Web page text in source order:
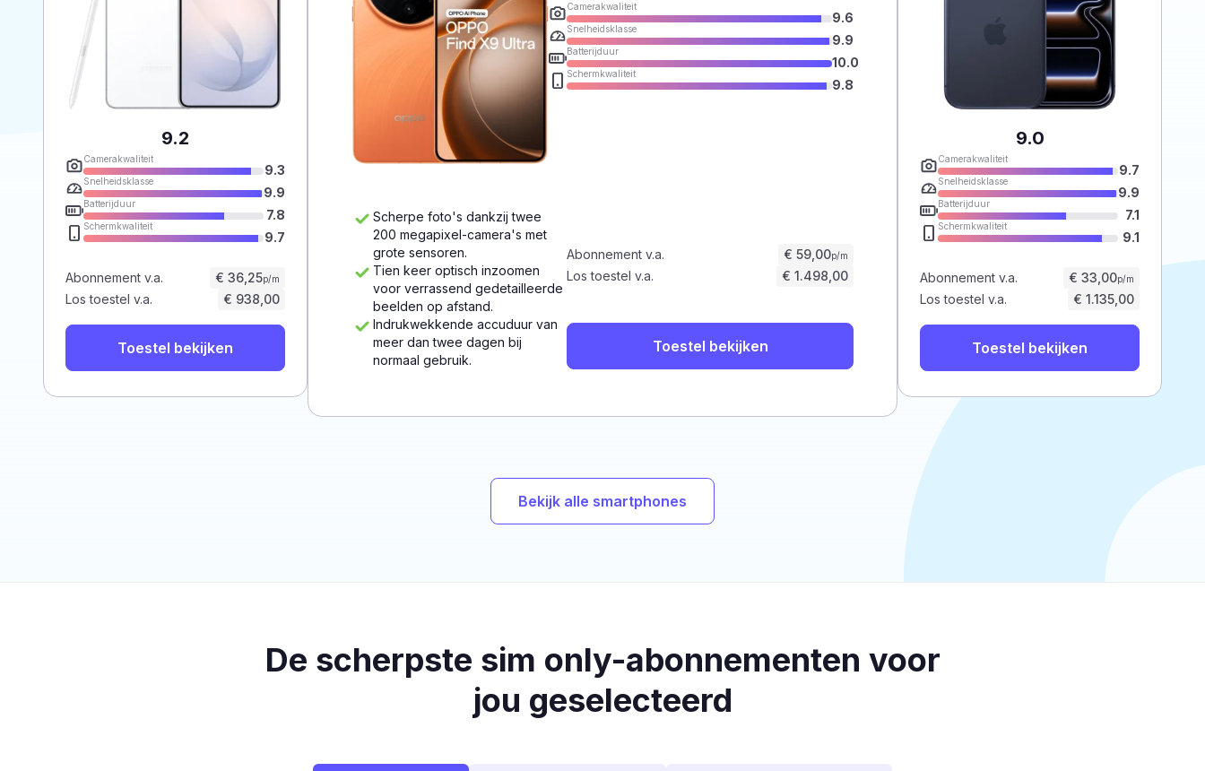
Camerakwaliteit
9.6
Snelheidsklasse
9.9
Batterijduur
10.0
Schermkwaliteit
9.8
Scherpe foto's dankzij twee
200 megapixel-camera's met
grote sensoren.
Tien keer optisch inzoomen
voor verrassend gedetailleerde
beelden op afstand.
Indrukwekkende accuduur van
meer dan twee dagen bij
normaal gebruik.
Abonnement v.a. € 59,00p/m
Los toestel v.a. € 1.498,00
Toestel bekijken
9.2
Camerakwaliteit
9.3
Snelheidsklasse
9.9
Batterijduur
7.8
Schermkwaliteit
9.7
Abonnement v.a. € 36,25p/m
Los toestel v.a. € 938,00
Toestel bekijken
9.0
Camerakwaliteit
9.7
Snelheidsklasse
9.9
Batterijduur
7.1
Schermkwaliteit
9.1
Abonnement v.a. € 33,00p/m
Los toestel v.a. € 1.135,00
Toestel bekijken
Bekijk alle smartphones
De scherpste sim only-abonnementen voor
jou geselecteerd